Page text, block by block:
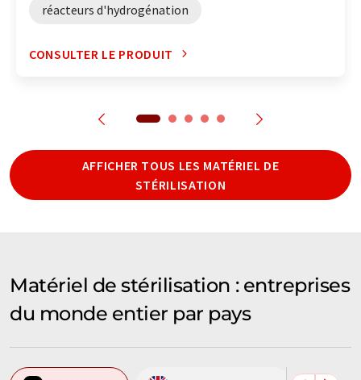
réacteurs d'hydrogénation
CONSULTER LE PRODUIT
AFFICHER TOUS LES MATÉRIEL DE
STÉRILISATION
Matériel de stérilisation : entreprises
du monde entier par pays